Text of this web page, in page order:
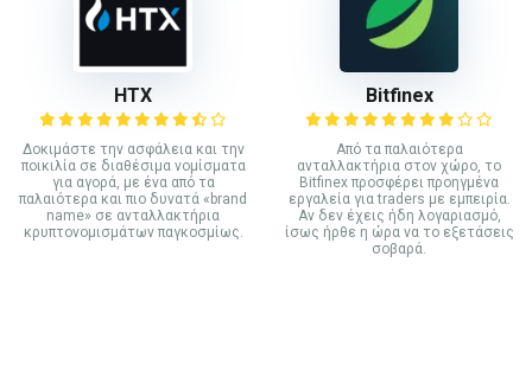
HTX
Δοκιμάστε την ασφάλεια και την
ποικιλία σε διαθέσιμα νομίσματα
για αγορά, με ένα από τα
παλαιότερα και πιο δυνατά «brand
name» σε ανταλλακτήρια
κρυπτονομισμάτων παγκοσμίως.
Bitfinex
Από τα παλαιότερα
ανταλλακτήρια στον χώρο, το
Bitfinex προσφέρει προηγμένα
εργαλεία για traders με εμπειρία.
Αν δεν έχεις ήδη λογαριασμό,
ίσως ήρθε η ώρα να το εξετάσεις
σοβαρά.